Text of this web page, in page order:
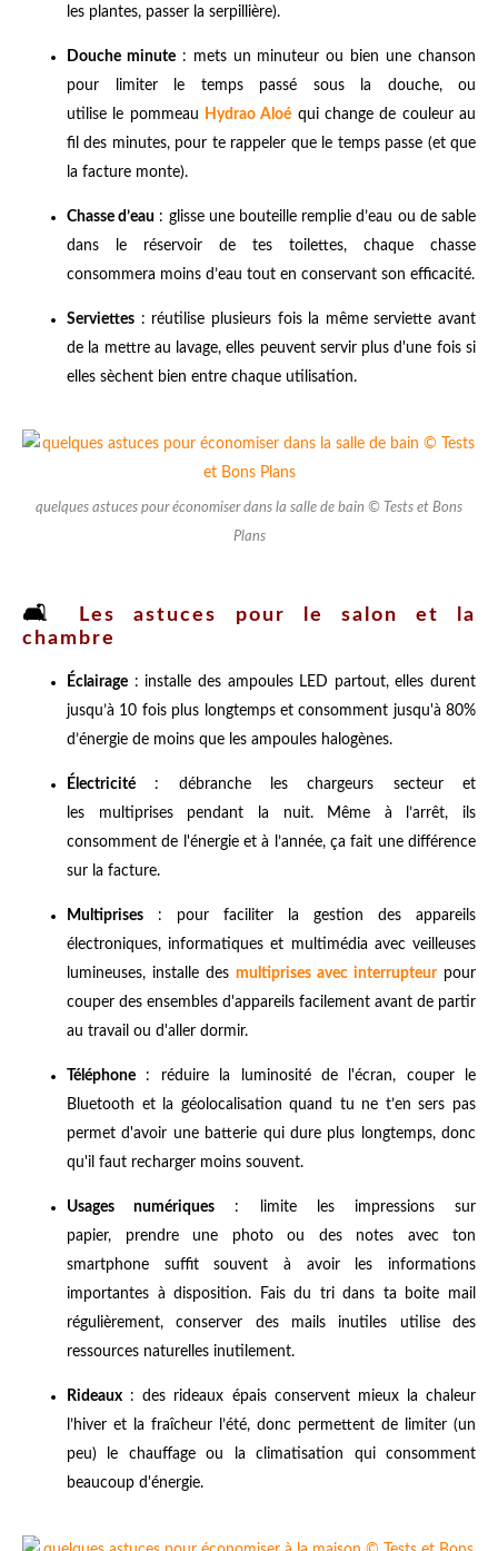
les plantes, passer la serpillière).
Douche minute: mets un minuteur ou bien une chanson
pour limiter le temps passé sous la douche, ou
utilise le pommeau
Hydrao Aloé qui change de couleur au
fil des minutes, pour te rappeler que le temps passe (et que
la facture monte).
Chasse d’eau : glisse une bouteille remplie d’eau ou de sable
dans le réservoir de tes toilettes, chaque chasse
consommera moins d’eau tout en conservant son efficacité.
Serviettes : réutilise plusieurs fois la même serviette avant
de la mettre au lavage, elles peuvent servir plus d'une fois si
elles sèchent bien entre chaque utilisation.
quelques astuces pour économiser dans la salle de bain © Tests et Bons
Plans
🛋️
Les astuces pour le salon et la
chambre
Éclairage : installe des ampoules LED partout, elles durent
jusqu’à 10 fois plus longtemps et consomment jusqu'à 80%
d’énergie de moins que les ampoules halogènes.
Électricité : débranche les chargeurs secteur et
les multiprises pendant la nuit. Même à l’arrêt, ils
consomment de l'énergie et à l’année, ça fait une différence
sur la facture.
Multiprises : pour faciliter la gestion des appareils
électroniques, informatiques et multimédia avec veilleuses
lumineuses, installe des multiprises avec interrupteurpour
couper des ensembles d'appareils facilement avant de partir
au travail ou d'aller dormir.
Téléphone : réduire la luminosité de l'écran, couper le
Bluetooth et la géolocalisation quand tu ne t’en sers pas
permet d'avoir une batterie qui dure plus longtemps, donc
qu'il faut recharger moins souvent.
Usages numériques : limite les impressions sur
papier, prendre une photo ou des notes avec ton
smartphone suffit souvent à avoir les informations
importantes à disposition. Fais du tri dans ta boite mail
régulièrement, conserver des mails inutiles utilise des
ressources naturelles inutilement.
Rideaux : des rideaux épais conservent mieux la chaleur
l’hiver et la fraîcheur l’été, donc permettent de limiter (un
peu) le chauffage ou la climatisation qui consomment
beaucoup d'énergie.